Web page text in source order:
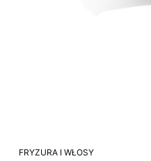
FRYZURA I WŁOSY